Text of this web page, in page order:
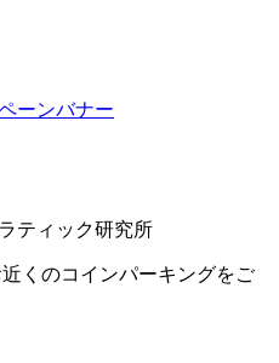
くのコインパーキングをご